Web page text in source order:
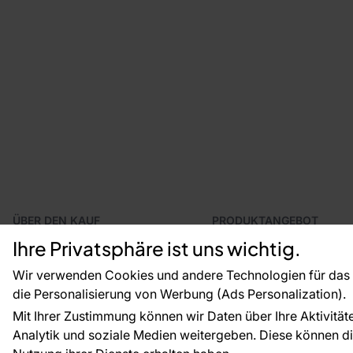
Ihre Privatsphäre ist uns wichtig.
Wir verwenden Cookies und andere Technologien für
die Personalisierung von Werbung (Ads Personalization).
Mit Ihrer Zustimmung können wir Daten über Ihre
Analytik und soziale Medien weitergeben. Diese können
ÜBER DEN KAUF
Versand und Bezahlung
Vertragsrücktritt
Reklamationsverfahren
Rücksendung von Waren
CE-Zertifizierung
Großhandel
PRODUKTANGEBOT
Fototapeten
Leiste
Dekoration
Selbstklebende Folien
Zubehör
Tapetenmuster